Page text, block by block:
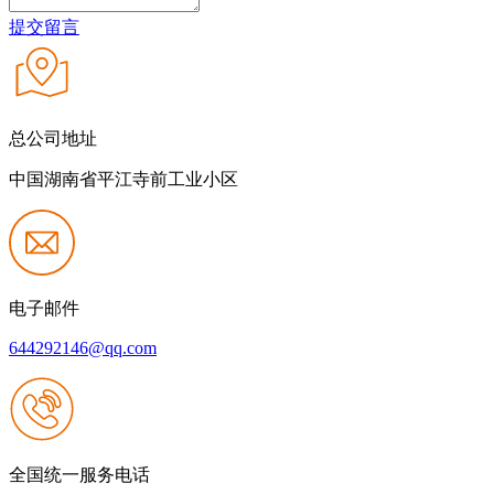
提交留言
总公司地址
中国湖南省平江寺前工业小区
电子邮件
644292146@qq.com
全国统一服务电话